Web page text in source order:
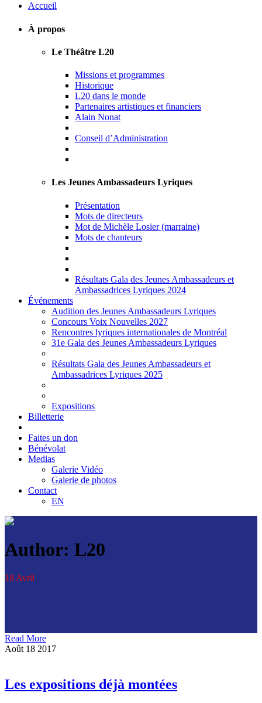
Accueil
À propos
Le Théâtre L20
Missions et programmes
Historique
L20 dans le monde
Partenaires artistiques et financiers
Alain Nonat
Conseil d’Administration
Les Jeunes Ambassadeurs Lyriques
Présentation
Mots de directeurs
Mot de Michèle Losier (marraine)
Mots de chanteurs
Résultats Gala des Jeunes Ambassadeurs et
Ambassadrices Lyriques 2024
Événements
Audition des Jeunes Ambassadeurs Lyriques
Concours Voix Nouvelles 2027
Rencontres lyriques internationales de Montréal
31e Gala des Jeunes Ambassadeurs Lyriques
Résultats Gala des Jeunes Ambassadeurs et
Ambassadrices Lyriques 2025
Expositions
Billetterie
Faites un don
Bénévolat
Medias
Galerie Vidéo
Galerie de photos
Contact
EN
Author: L20
18 Avril
Read More
Août 18 2017
Les expositions déjà montées